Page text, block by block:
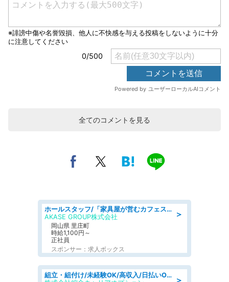
全てのコメントを見る
＞
ホールスタッフ/「家具屋が営むカフェスタッフ!」週2日～OK!嬉しいまかない付き/岡山県/浅口郡里庄町
AKASE GROUP株式会社
岡山県 里庄町
時給1,100円～
正社員
スポンサー：求人ボックス
＞
組立・組付け/未経験OK/高収入/日払いOK/交替制/20・30・40代活躍中